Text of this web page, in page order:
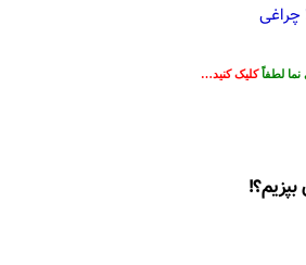
چراغی
نما لطفاً کلیک کنید…